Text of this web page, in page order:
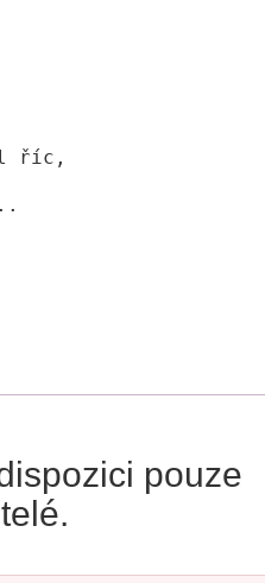
říc,
pouze